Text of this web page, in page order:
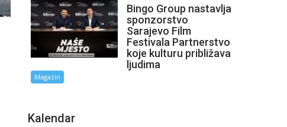
Bingo Group nastavlja
sponzorstvo
Sarajevo Film
Festivala Partnerstvo
koje kulturu približava
ljudima
Magazin
Kalendar